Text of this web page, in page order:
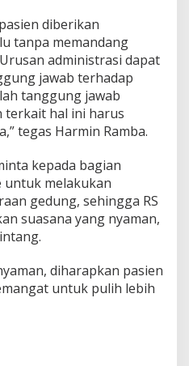
diberikan
tanpa memandang
administrasi dapat
jawab terhadap
tanggung jawab
terkait hal ini harus
tegas Harmin Ramba.
kepada bagian
untuk melakukan
gedung, sehingga RS
suasana yang nyaman,
diharapkan pasien
untuk pulih lebih